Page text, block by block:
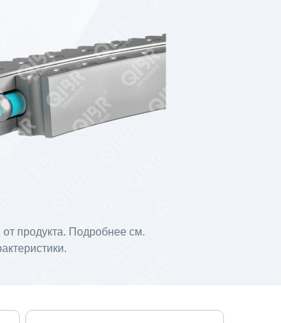
продукта. Подробнее см.